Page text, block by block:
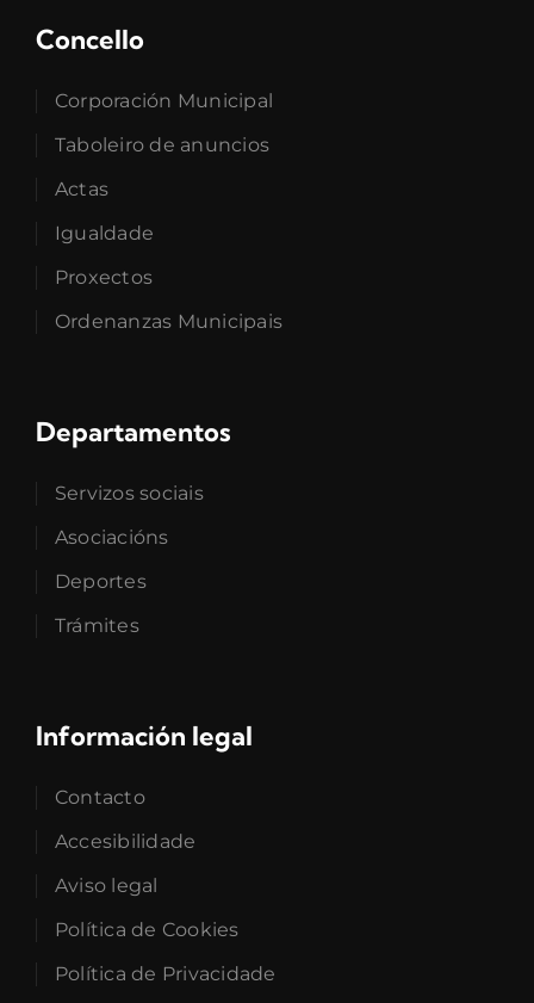
Concello
Corporación Municipal
Taboleiro de anuncios
Actas
Igualdade
Proxectos
Ordenanzas Municipais
Departamentos
Servizos sociais
Asociacións
Deportes
Trámites
Información legal
Contacto
Accesibilidade
Aviso legal
Política de Cookies
Política de Privacidade